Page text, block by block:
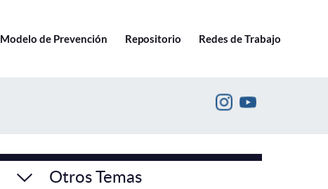
Modelo de Prevención Repositorio Redes de Trabajo
Otros Temas